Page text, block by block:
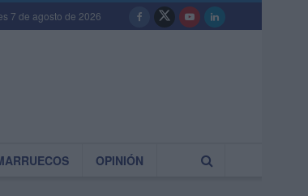
7 de agosto de 2026
OPINIÓN